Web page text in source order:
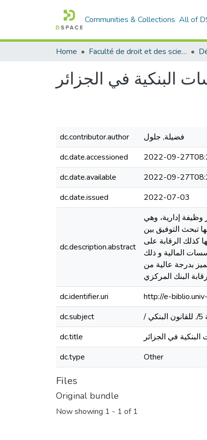
Communities & Collections All of
Home Faculté de droit et des sciences politiques
البنكية في الجزائر
dc.contributor.author
فضيلة, جلول
dc.date.accessioned
2022-09-
dc.date.available
2022-09-
dc.date.issued
2022-07-03
dc.description.abstract
إدارية، وهي
تبحث التوفيق بين
كذلك الرقابة على
المالية و ذلك
بدرجة عالية من
البنك المركزي
dc.identifier.uri
http://e-
dc.subject
dc.title
في الجزائر
dc.type
Other
Files
Original bundle
Now showing 1 - 1 of 1